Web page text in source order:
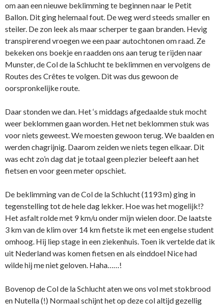
om aan een nieuwe beklimming te beginnen naar le Petit
Ballon. Dit ging helemaal fout. De weg werd steeds smaller en
steiler. De zon leek als maar scherper te gaan branden. Hevig
transpirerend vroegen we een paar autochtonen om raad. Ze
bekeken ons boekje en raadden ons aan terug te rijden naar
Munster, de Col de la Schlucht te beklimmen en vervolgens de
Routes des Crêtes te volgen. Dit was dus gewoon de
oorspronkelijke route.
Daar stonden we dan. Het ‘s middags afgedaalde stuk mocht
weer beklommen gaan worden. Het net beklommen stuk was
voor niets geweest. We moesten gewoon terug. We baalden en
werden chagrijnig. Daarom zeiden we niets tegen elkaar. Dit
was echt zo’n dag dat je totaal geen plezier beleeft aan het
fietsen en voor geen meter opschiet.
De beklimming van de Col de la Schlucht (1193 m) ging in
tegenstelling tot de hele dag lekker. Hoe was het mogelijk!?
Het asfalt rolde met 9 km/u onder mijn wielen door. De laatste
3 km van de klim over 14 km fietste ik met een engelse student
omhoog. Hij liep stage in een ziekenhuis. Toen ik vertelde dat ik
uit Nederland was komen fietsen en als einddoel Nice had
wilde hij me niet geloven. Haha……!
Bovenop de Col de la Schlucht aten we ons vol met stokbrood
en Nutella (!) Normaal schijnt het op deze col altijd gezellig